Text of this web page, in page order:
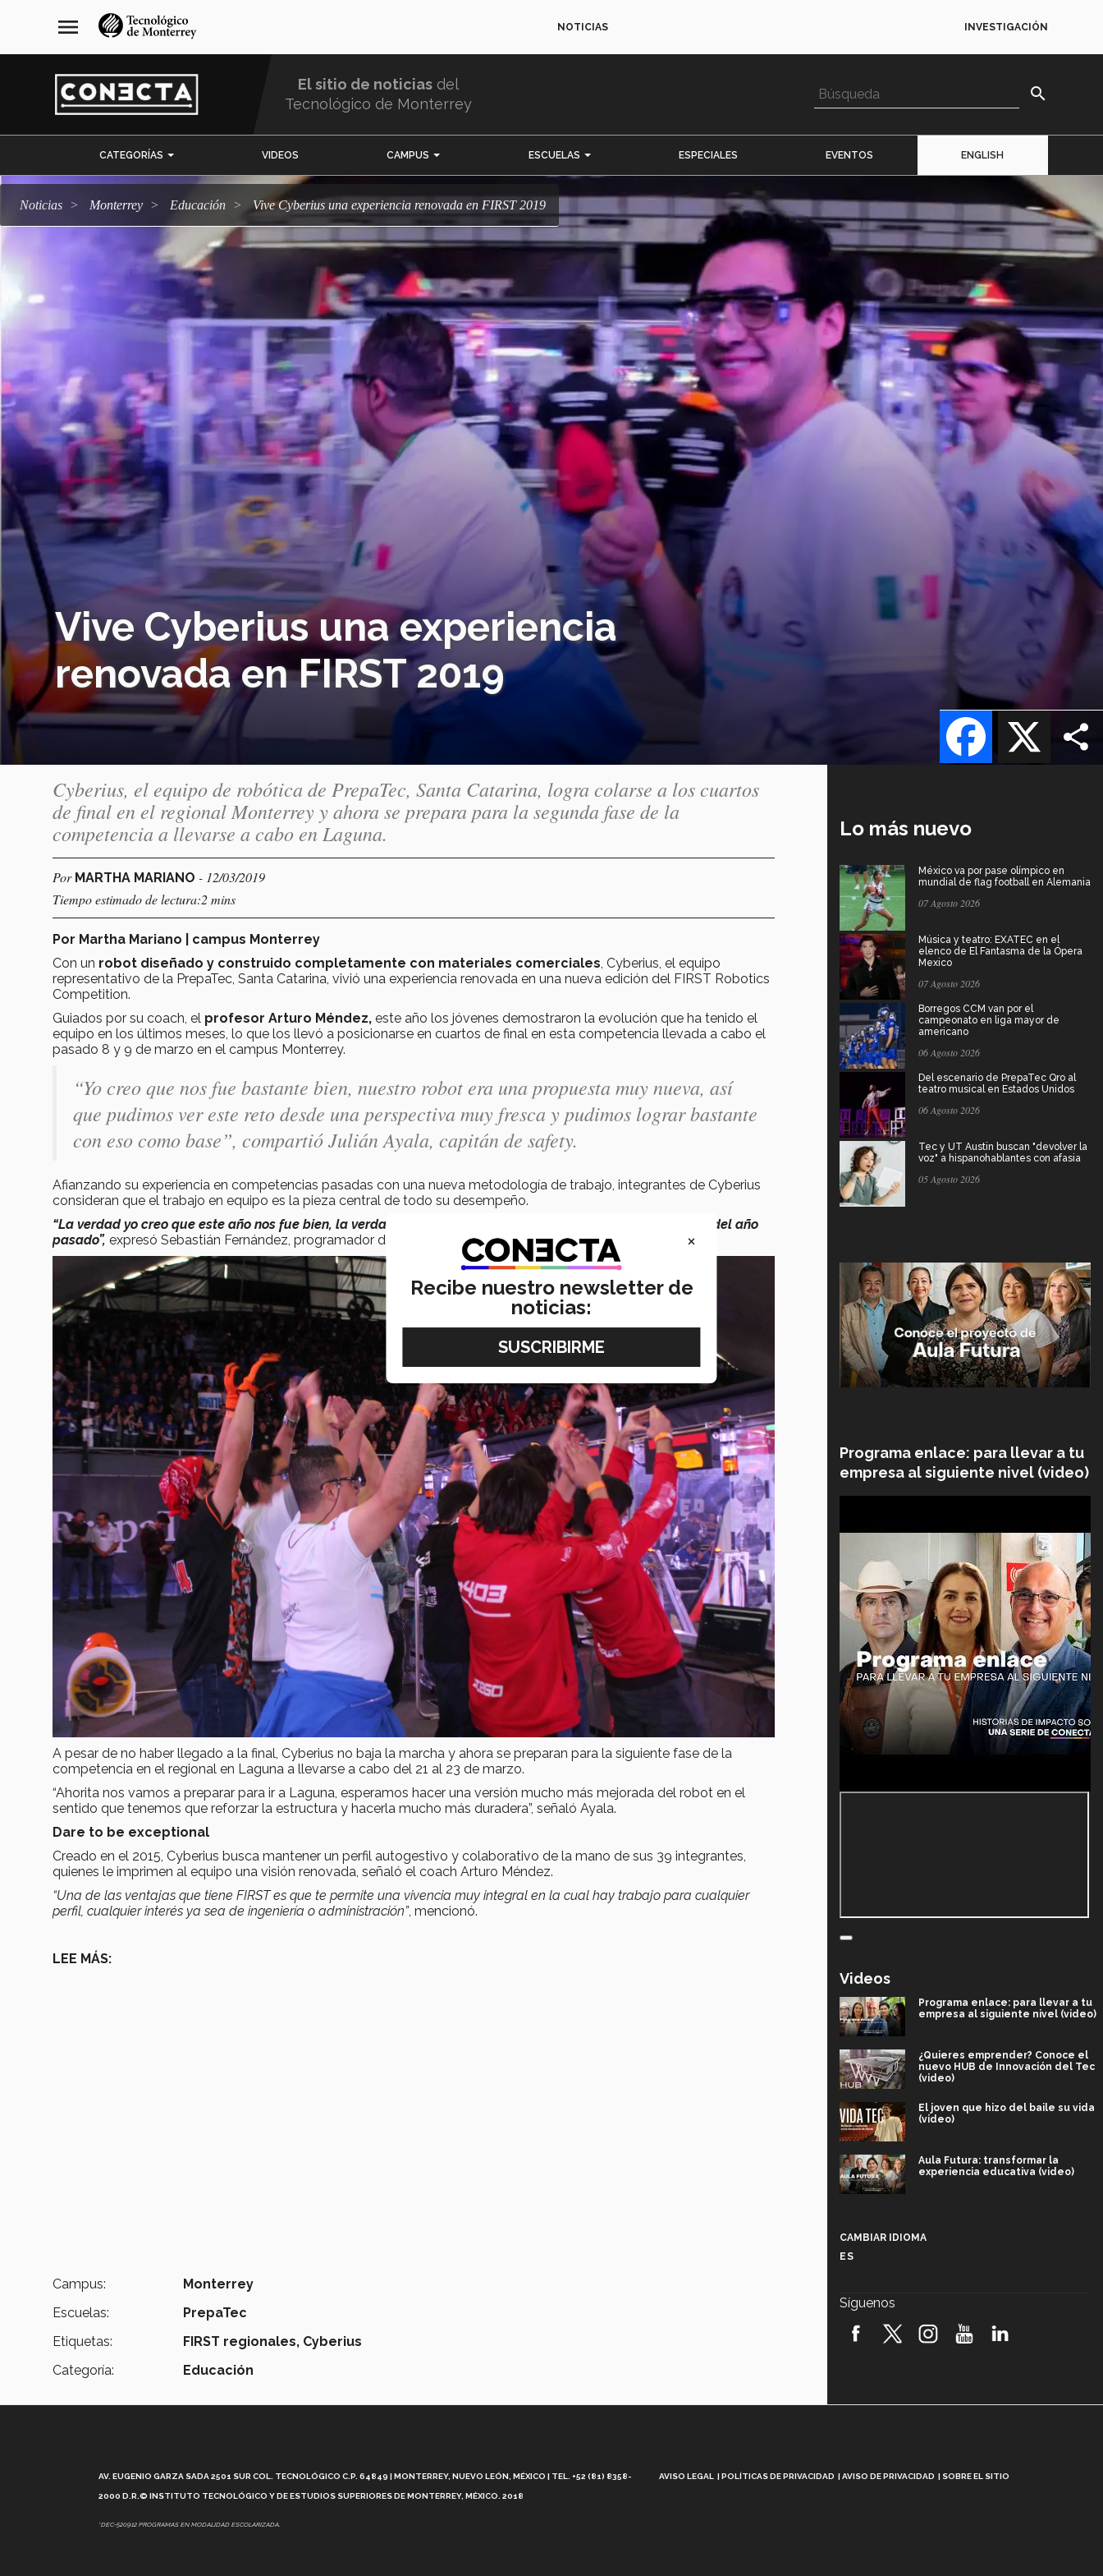
navegación
principal
menu NOTICIAS INVESTIGACIÓN
El sitio de noticias del
Tecnológico de Monterrey
search
CATEGORÍAS VIDEOS CAMPUS ESCUELAS ESPECIALES EVENTOS ENGLISH
Noticias Monterrey Educación Vive Cyberius una experiencia renovada en FIRST 2019
Vive Cyberius una experiencia
renovada en FIRST 2019
X
Facebook
Cyberius, el equipo de robótica de PrepaTec, Santa Catarina, logra colarse a los cuartos
de final en el regional Monterrey y ahora se prepara para la segunda fase de la
competencia a llevarse a cabo en Laguna.
Por MARTHA MARIANO - 12/03/2019
Tiempo estimado de lectura:2 mins
Por Martha Mariano | campus Monterrey
Con un robot diseñado y construido completamente con materiales comerciales , Cyberius, el equipo
representativo de la PrepaTec, Santa Catarina, vivió una experiencia renovada en una nueva edición del FIRST Robotics
Competition.
Guiados por su coach, el profesor Arturo Méndez, este año los jóvenes demostraron la evolución que ha tenido el
equipo en los últimos meses, lo que los llevó a posicionarse en cuartos de final en esta competencia llevada a cabo el
pasado 8 y 9 de marzo en el campus Monterrey.
“Yo creo que nos fue bastante bien, nuestro robot era una propuesta muy nueva, así
que pudimos ver este reto desde una perspectiva muy fresca y pudimos lograr bastante
con eso como base”, compartió Julián Ayala, capitán de safety.
Afianzando su experiencia en competencias pasadas con una nueva metodología de trabajo, integrantes de Cyberius
consideran que el trabajo en equipo es la pieza central de todo su desempeño.
“La verdad yo creo que este año nos fue bien, la verdad no esperaba ganar tantos partidos a comparación del año
pasado”, expresó Sebastián Fernández, programador del equipo.
A pesar de no haber llegado a la final, Cyberius no baja la marcha y ahora se preparan para la siguiente fase de la
competencia en el regional en Laguna a llevarse a cabo del 21 al 23 de marzo.
“Ahorita nos vamos a preparar para ir a Laguna, esperamos hacer una versión mucho más mejorada del robot en el
sentido que tenemos que reforzar la estructura y hacerla mucho más duradera”, señaló Ayala.
Dare to be exceptional
Creado en el 2015, Cyberius busca mantener un perfil autogestivo y colaborativo de la mano de sus 39 integrantes,
quienes le imprimen al equipo una visión renovada, señaló el coach Arturo Méndez.
“Una de las ventajas que tiene FIRST es que te permite una vivencia muy integral en la cual hay trabajo para cualquier
perfil, cualquier interés ya sea de ingeniería o administración”, mencionó.
LEE MÁS:
Campus:
Monterrey
Escuelas:
PrepaTec
Etiquetas:
FIRST regionales, Cyberius
Categoría:
Educación
Lo más nuevo
México va por pase olímpico en
mundial de flag football en Alemania
07 Agosto 2026
Música y teatro: EXATEC en el
elenco de El Fantasma de la Ópera
Mexico
07 Agosto 2026
Borregos CCM van por el
campeonato en liga mayor de
americano
06 Agosto 2026
Del escenario de PrepaTec Qro al
teatro musical en Estados Unidos
06 Agosto 2026
Tec y UT Austin buscan "devolver la
voz" a hispanohablantes con afasia
05 Agosto 2026
Programa enlace: para llevar a tu
empresa al siguiente nivel (video)
Videos
Programa enlace: para llevar a tu
empresa al siguiente nivel (video)
¿Quieres emprender? Conoce el
nuevo HUB de Innovación del Tec
(video)
El joven que hizo del baile su vida
(video)
Aula Futura: transformar la
experiencia educativa (video)
robótica FIRST 2026! (video)
Vida Tec: Feminismo e Inteligencia
CAMBIAR IDIOMA
ES
Síguenos
AV. EUGENIO GARZA SADA 2501 SUR COL. TECNOLÓGICO C.P. 64849 | MONTERREY, NUEVO LEÓN, MÉXICO | TEL. +52 (81) 8358-
2000 D.R.© INSTITUTO TECNOLÓGICO Y DE ESTUDIOS SUPERIORES DE MONTERREY, MÉXICO. 2018
*DEC-520912 PROGRAMAS EN MODALIDAD ESCOLARIZADA.
AVISO LEGAL POLÍTICAS DE PRIVACIDAD AVISO DE PRIVACIDAD SOBRE EL SITIO
×
Recibe nuestro newsletter de
noticias: